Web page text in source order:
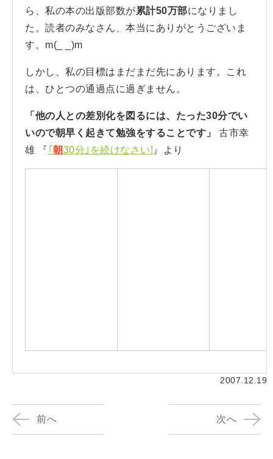
ら、私の本の出版部数が累計50万部になりまし
た。読者のみなさん、本当にありがとうございま
す。m(_ _)m
しかし、私の目標はまだまだ先にあります。これ
は、ひとつの通過点に過ぎません。
「他の人との差別化を図るには、たった30分でい
いので朝早く起きて勉強をすることです」
古市幸
雄 『 ｢ 朝30分｣を続けなさい! 』より
2007.12.19
前へ 次へ